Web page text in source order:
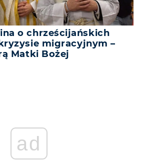
o chrześcijańskich
migracyjnym –
Matki Bożej
ad